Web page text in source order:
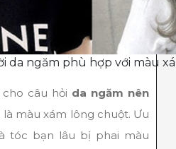
da ngăm phù hợp với màu
câu hỏi da ngăm nên
là màu xám lông chuột. Ưu
tóc bạn lâu bị phai màu